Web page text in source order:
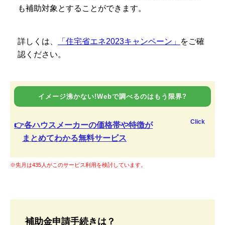
も補助対象とすることができます。
詳しくは、 「住宅省エネ2023キャンペーン」
をご確
認ください。
イメージ沸かない!Webで調べるのはもう限界?
👉各ハウスメーカーの価格帯や特徴が
まとめてわかる無料サービス
Click
※先月は435人がこのサービス利用を検討しています。
補助金申請手続きは？